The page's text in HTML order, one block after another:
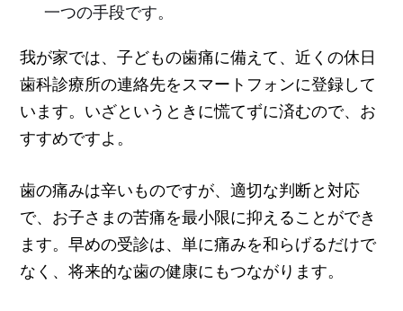
一つの手段です。
我が家では、子どもの歯痛に備えて、近くの休日
歯科診療所の連絡先をスマートフォンに登録して
います。いざというときに慌てずに済むので、お
すすめですよ。
歯の痛みは辛いものですが、適切な判断と対応
で、お子さまの苦痛を最小限に抑えることができ
ます。早めの受診は、単に痛みを和らげるだけで
なく、将来的な歯の健康にもつながります。